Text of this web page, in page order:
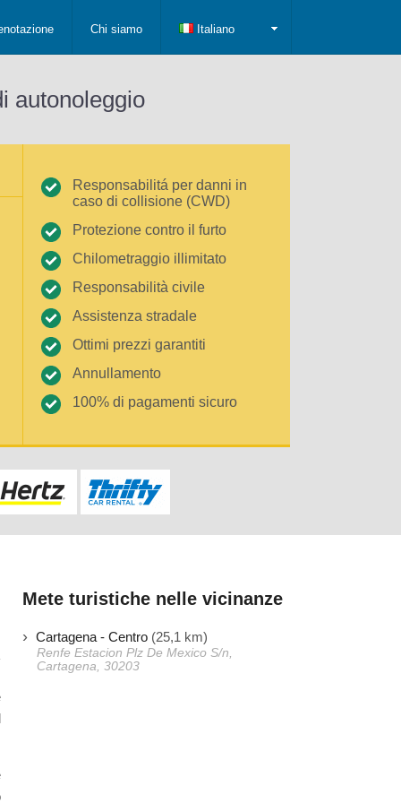
Chi siamo Italiano
autonoleggio
Responsabilitá per danni in
caso di collisione (CWD)
Protezione contro il furto
Chilometraggio illimitato
Responsabilità civile
Assistenza stradale
Ottimi prezzi garantiti
Annullamento
100% di pagamenti sicuro
Mete turistiche nelle vicinanze
Cartagena - Centro (25,1 km)
Renfe Estacion Plz De Mexico S/n,
Cartagena, 30203